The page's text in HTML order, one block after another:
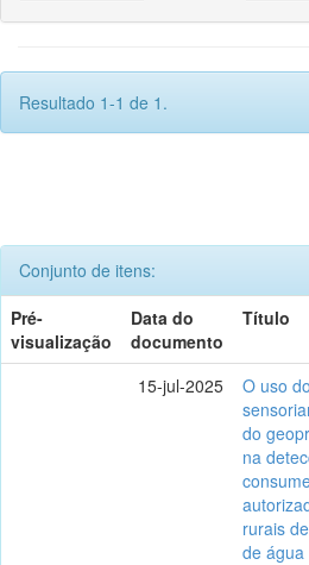
Resultado 1-1 de 1.
Conjunto de itens:
Pré-
visualização
Data do
documento
Título
15-jul-2025
O uso do
do
na
rurais
de água